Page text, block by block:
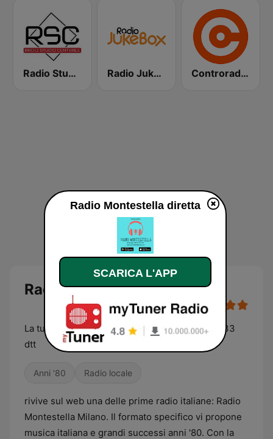
Radio Studio Centrale Radio Jukebox Controradio Firenze
Radio Montestella diretta
La tua sensazione più bella anche sul canale 833
dtt
Anni '80 Radio locale
rivive sul web una delle prime radio italiane: Radio
Montestella Milano. Il formato specifico vi propone
musica italiana e grandi successi anni '80. Con la
Radio Montestella diretta
SCARICA L'APP